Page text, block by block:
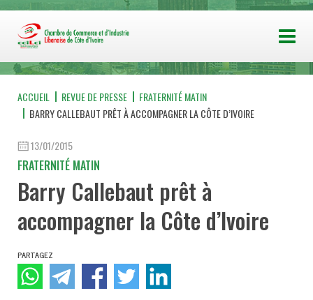
ACCUEIL REVUE DE PRESSE
FRATERNITÉ MATIN
BARRY CALLEBAUT PRÊT À ACCOMPAGNER LA CÔTE D’IVOIRE
13/01/2015
FRATERNITÉ MATIN
Barry Callebaut prêt à
accompagner la Côte d’Ivoire
PARTAGEZ